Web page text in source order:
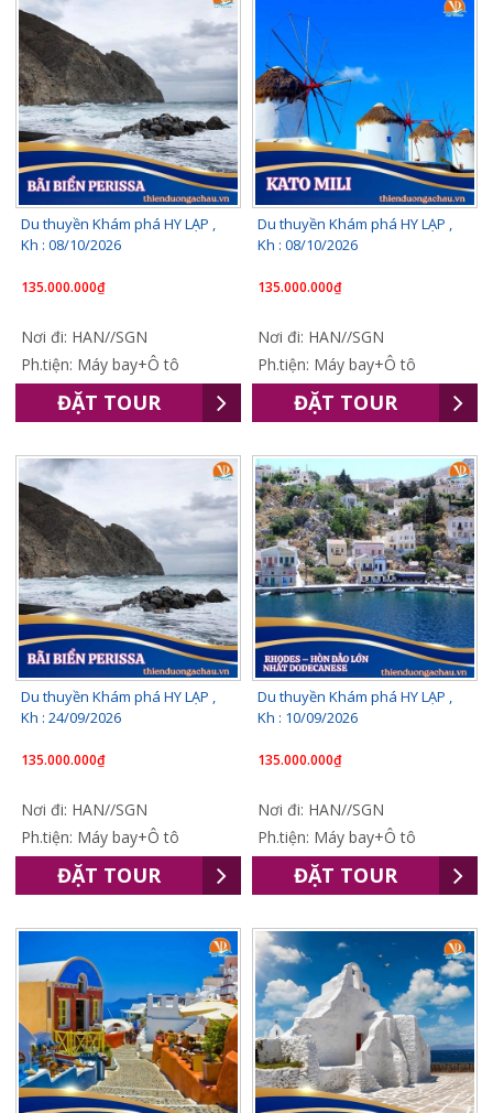
Du thuyền Khám phá HY LẠP ,
Kh : 08/10/2026
135.000.000₫
Nơi đi: HAN//SGN
Ph.tiện: Máy bay+Ô tô
ĐẶT TOUR
Du thuyền Khám phá HY LẠP ,
Kh : 08/10/2026
135.000.000₫
Nơi đi: HAN//SGN
Ph.tiện: Máy bay+Ô tô
ĐẶT TOUR
Du thuyền Khám phá HY LẠP ,
Kh : 24/09/2026
135.000.000₫
Nơi đi: HAN//SGN
Ph.tiện: Máy bay+Ô tô
ĐẶT TOUR
Du thuyền Khám phá HY LẠP ,
Kh : 10/09/2026
135.000.000₫
Nơi đi: HAN//SGN
Ph.tiện: Máy bay+Ô tô
ĐẶT TOUR